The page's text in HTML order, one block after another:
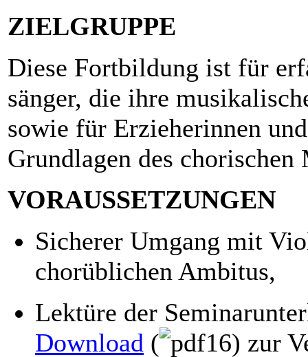
ZIELGRUPPE
Diese Fortbildung ist für
sänger, die ihre
sowie für Erzieherinnen
Grundlagen des
VORAUSSETZUNGEN
Sicherer Umgang mit
chorüblichen Ambitus,
Lektüre der
Download ( ) zur